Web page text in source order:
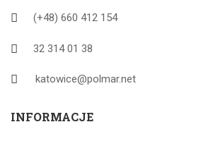
(+48) 660 412 154
32 314 01 38
katowice@polmar.net
INFORMACJE